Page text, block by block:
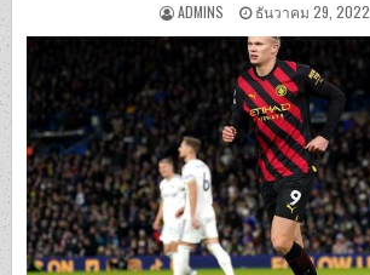
ADMINS ธันวาคม 29, 2022